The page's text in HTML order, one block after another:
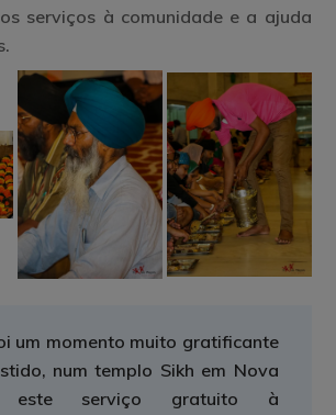
serviços à comunidade e a ajuda
um momento muito gratificante
num templo Sikh em Nova
serviço gratuito à